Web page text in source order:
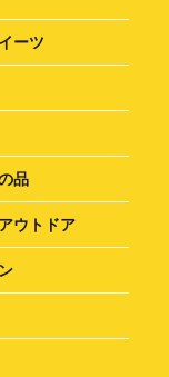
ーツ
品
ウトドア